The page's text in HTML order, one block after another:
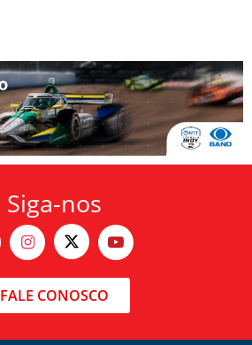
Siga-nos
FALE CONOSCO